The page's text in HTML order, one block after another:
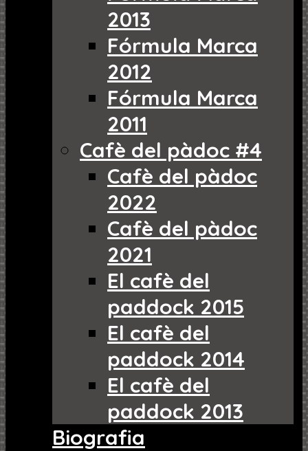
2013
Fórmula Marca
2012
Fórmula Marca
2011
Cafè del pàdoc #4
Cafè del pàdoc
2022
Cafè del pàdoc
2021
El cafè del
paddock 2015
El cafè del
paddock 2014
El cafè del
paddock 2013
Biografia